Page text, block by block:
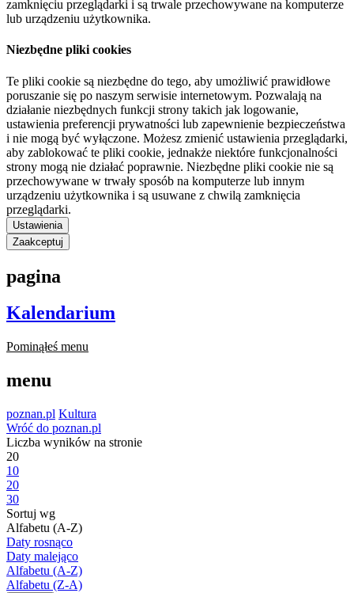
zamknięciu przeglądarki i są trwale przechowywane na komputerze
lub urządzeniu użytkownika.
Niezbędne pliki cookies
Te pliki cookie są niezbędne do tego, aby umożliwić prawidłowe
poruszanie się po naszym serwisie internetowym. Pozwalają na
działanie niezbędnych funkcji strony takich jak logowanie,
ustawienia preferencji prywatności lub zapewnienie bezpieczeństwa
i nie mogą być wyłączone. Możesz zmienić ustawienia przeglądarki,
aby zablokować te pliki cookie, jednakże niektóre funkcjonalności
strony mogą nie działać poprawnie. Niezbędne pliki cookie nie są
przechowywane w trwały sposób na komputerze lub innym
urządzeniu użytkownika i są usuwane z chwilą zamknięcia
przeglądarki.
Ustawienia
Zaakceptuj
pagina
Kalendarium
Pominąłeś menu
menu
poznan.pl Kultura
Wróć do poznan.pl
Liczba wyników na stronie
20
10
20
30
Sortuj wg
Alfabetu (A-Z)
Daty rosnąco
Daty malejąco
Alfabetu (A-Z)
Alfabetu (Z-A)